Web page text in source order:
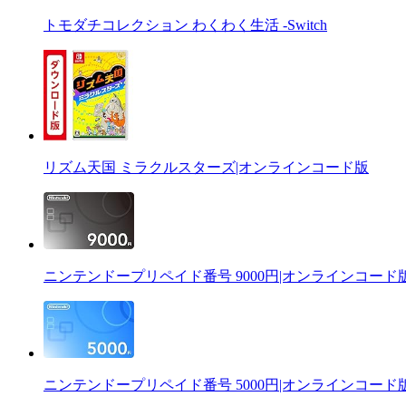
トモダチコレクション わくわく生活 -Switch
リズム天国 ミラクルスターズ|オンラインコード版
ニンテンドープリペイド番号 9000円|オンラインコード
ニンテンドープリペイド番号 5000円|オンラインコード